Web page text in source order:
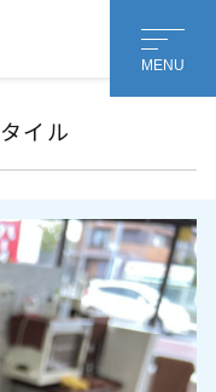
MENU
イル